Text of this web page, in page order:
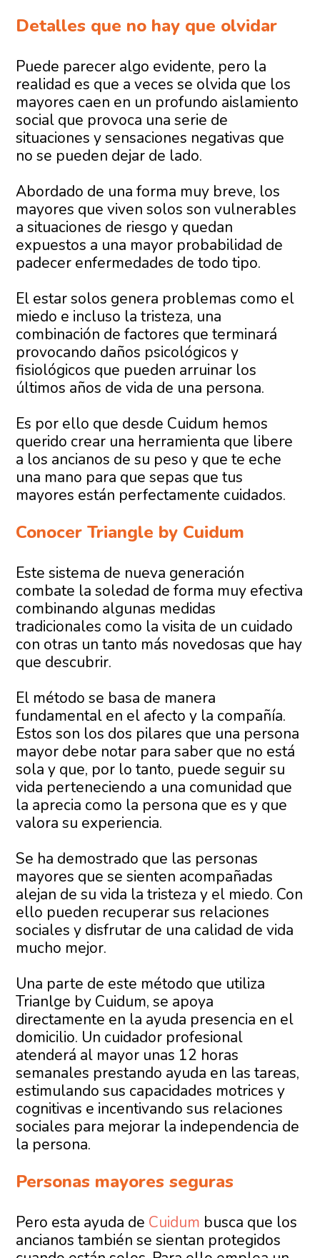
Detalles que no hay que olvidar
Puede parecer algo evidente, pero la
realidad es que a veces se olvida que los
mayores caen en un profundo aislamiento
social que provoca una serie de
situaciones y sensaciones negativas que
no se pueden dejar de lado.
Abordado de una forma muy breve, los
mayores que viven solos son vulnerables
a situaciones de riesgo y quedan
expuestos a una mayor probabilidad de
padecer enfermedades de todo tipo.
El estar solos genera problemas como el
miedo e incluso la tristeza, una
combinación de factores que terminará
provocando daños psicológicos y
fisiológicos que pueden arruinar los
últimos años de vida de una persona.
Es por ello que desde Cuidum hemos
querido crear una herramienta que libere
a los ancianos de su peso y que te eche
una mano para que sepas que tus
mayores están perfectamente cuidados.
Conocer Triangle by Cuidum
Este sistema de nueva generación
combate la soledad de forma muy efectiva
combinando algunas medidas
tradicionales como la visita de un cuidado
con otras un tanto más novedosas que hay
que descubrir.
El método se basa de manera
fundamental en el afecto y la compañía.
Estos son los dos pilares que una persona
mayor debe notar para saber que no está
sola y que, por lo tanto, puede seguir su
vida perteneciendo a una comunidad que
la aprecia como la persona que es y que
valora su experiencia.
Se ha demostrado que las personas
mayores que se sienten acompañadas
alejan de su vida la tristeza y el miedo. Con
ello pueden recuperar sus relaciones
sociales y disfrutar de una calidad de vida
mucho mejor.
Una parte de este método que utiliza
Trianlge by Cuidum, se apoya
directamente en la ayuda presencia en el
domicilio. Un cuidador profesional
atenderá al mayor unas 12 horas
semanales prestando ayuda en las tareas,
estimulando sus capacidades motrices y
cognitivas e incentivando sus relaciones
sociales para mejorar la independencia de
la persona.
Personas mayores seguras
Pero esta ayuda de Cuidum busca que los
ancianos también se sientan protegidos